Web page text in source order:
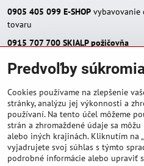
0905 405 099 E-SHOP vybavovanie
tovaru
0915 707 700 SKIALP požičovňa
E-MAIL:
eshop(zavináč)skialpinista.sk
pisosport(zavináč)pisosport.sk
Predvoľby
Cookies používame na zlepšenie
stránky, analýzu jej výkonnosti a
používaní. Na tento účel môžeme
strán a zhromaždené údaje sa
alebo iných krajinách. Kliknutím na
vyjadrujete svoj súhlas s týmto
podrobné informácie alebo upraviť